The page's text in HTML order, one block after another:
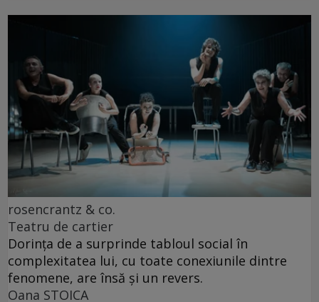
rosencrantz & co.
Teatru de cartier
Dorința de a surprinde tabloul social în
complexitatea lui, cu toate conexiunile dintre
fenomene, are însă și un revers.
Oana STOICA